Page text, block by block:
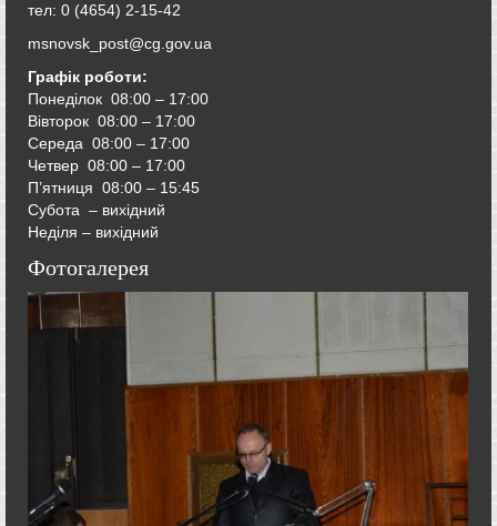
тел: 0 (4654) 2-15-42
msnovsk_post@cg.gov.ua
Графік роботи:
Понеділок 08:00 – 17:00
Вівторок 08:00 – 17:00
Середа 08:00 – 17:00
Четвер 08:00 – 17:00
П’ятниця 08:00 – 15:45
Субота – вихідний
Неділя – вихідний
Фотогалерея